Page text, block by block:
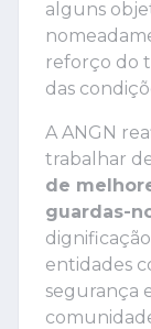
alguns
reforço do
das
A ANGN
trabalhar
de
guardas-
entidades
segurança